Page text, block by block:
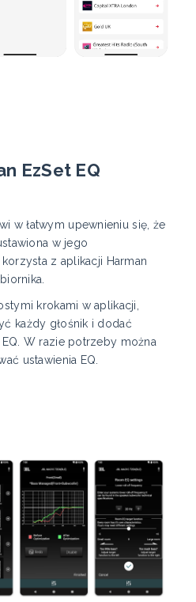
EzSet EQ
w łatwym upewnieniu się, że
w jego
z aplikacji Harman
krokami w aplikacji,
każdy głośnik i dodać
W razie potrzeby można
ustawienia EQ.